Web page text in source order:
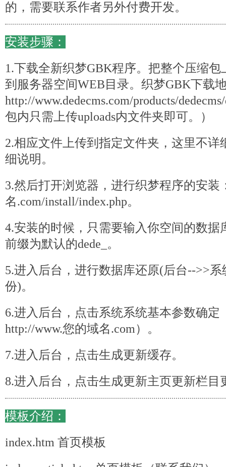
的，需要联系作者另外付费开发。
安装步骤：
1.下载全新织梦GBK程序。把整个压缩
到 服务器空间WEB目录。织梦GBK下载
http://www.dedecms.com/products/dede
包内只需上传uploads内文件夹即可。）
2.相应文件上传到指定文件夹，这里不详
细说明。
3.然后打开浏览器，进行织梦程序的安装
名.com/install/index.php。
4.安装的时候，只需要输入你空间的数据
前缀为默认的dede_。
5.进入后台，进行数据库还原(后台-->>
份)。
6.进入后台，点击系统系统基本参数确定
http://www.您的域名.com）。
7.进入后台，点击生成更新缓存。
8.进入后台，点击生成更新主页更新栏目
模板介绍：
index.htm 首页模板